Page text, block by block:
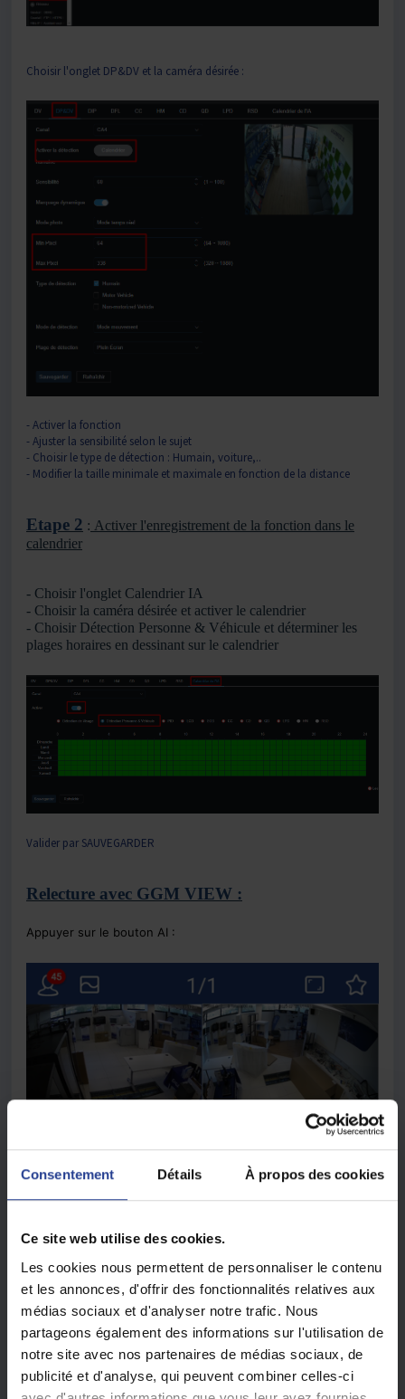
Consentement Détails À propos des cookies
Ce site web utilise des cookies.
Les cookies nous permettent de personnaliser le contenu
et les annonces, d'offrir des fonctionnalités relatives aux
médias sociaux et d'analyser notre trafic. Nous
partageons également des informations sur l'utilisation de
notre site avec nos partenaires de médias sociaux, de
publicité et d'analyse, qui peuvent combiner celles-ci
Choisir l'onglet DP&DV et la caméra désirée :
- Activer la fonction
- Ajuster la sensibilité selon le sujet
- Choisir le type de détection : Humain, voiture,..
- Modifier la taille minimale et maximale en fonction de la distance
Etape 2 : Activer l'enregistrement de la fonction dans le
calendrier
- Choisir l'onglet Calendrier IA
- Choisir la caméra désirée et activer le calendrier
- Choisir Détection Personne & Véhicule et déterminer les
plages horaires en dessinant sur le calendrier
Valider par SAUVEGARDER
Relecture avec GGM VIEW :
Appuyer sur le bouton AI :
Sélectionner le logo fonction humaine et véhicule puis
Recherche Humain